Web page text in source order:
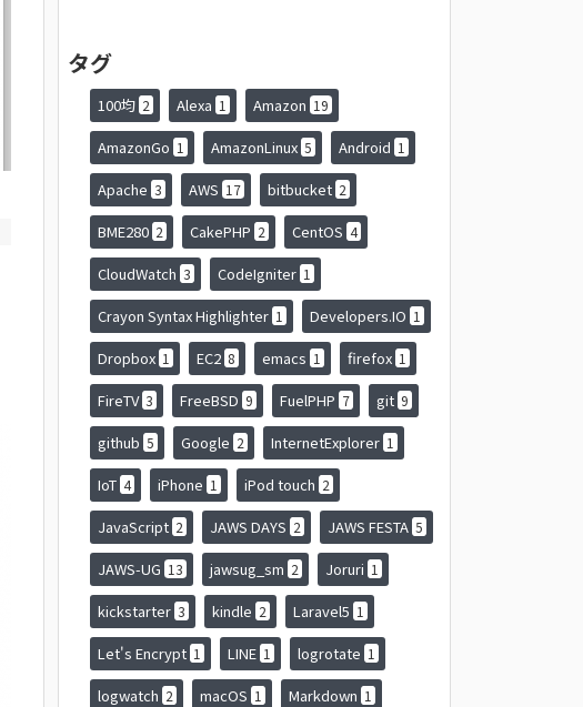
タグ
100均 2 Alexa 1 Amazon 19
AmazonGo 1 AmazonLinux 5 Android 1
Apache 3 AWS 17 bitbucket 2
BME280 2 CakePHP 2 CentOS 4
CloudWatch 3 CodeIgniter 1
Crayon Syntax Highlighter 1 Developers.IO 1
Dropbox 1 EC2 8 emacs 1 firefox 1
FireTV 3 FreeBSD 9 FuelPHP 7 git 9
github 5 Google 2 InternetExplorer 1
IoT 4 iPhone 1 iPod touch 2
JavaScript 2 JAWS DAYS 2 JAWS FESTA 5
JAWS-UG 13 jawsug_sm 2 Joruri 1
kickstarter 3 kindle 2 Laravel5 1
Let's Encrypt 1 LINE 1 logrotate 1
logwatch 2 macOS 1 Markdown 1